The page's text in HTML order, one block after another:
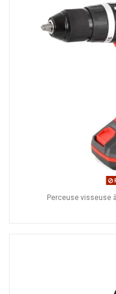
Perceuse visseuse